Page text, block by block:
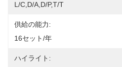
L/C,D/A,D/P,T/T
供給の能力:
16セット/年
ハイライト: